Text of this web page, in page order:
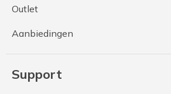
Outlet
Aanbiedingen
Support